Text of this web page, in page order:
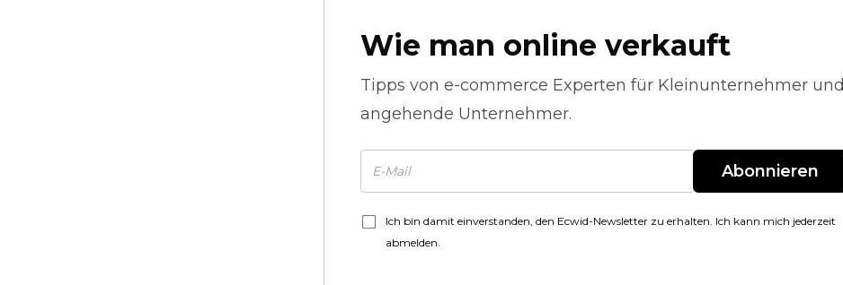
Wie man online verkauft
Tipps von e-commerce Experten für Kleinunternehmer und
angehende Unternehmer.
Abonnieren
Ich bin damit einverstanden, den Ecwid-Newsletter zu erhalten. Ich kann mich jederzeit
abmelden.